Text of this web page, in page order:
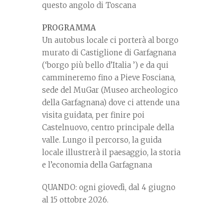
questo angolo di Toscana
PROGRAMMA
Un autobus locale ci porterà al borgo
murato di Castiglione di Garfagnana
(‘borgo più bello d’Italia ’) e da qui
cammineremo fino a Pieve Fosciana,
sede del MuGar (Museo archeologico
della Garfagnana) dove ci attende una
visita guidata, per finire poi
Castelnuovo, centro principale della
valle. Lungo il percorso, la guida
locale illustrerà il paesaggio, la storia
e l’economia della Garfagnana
QUANDO: ogni giovedì, dal 4 giugno
al 15 ottobre 2026.